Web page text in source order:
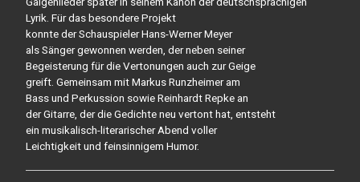
Lyrik. Für das besondere Projekt
konnte der Schauspieler Hans-Werner Meyer
als Sänger gewonnen werden, der neben seiner
Begeisterung für die Vertonungen auch zur Geige
greift. Gemeinsam mit Markus Runzheimer am
Bass und Perkussion sowie Reinhardt Repke an
der Gitarre, der die Gedichte neu vertont hat, entsteht
ein musikalisch-literarischer Abend voller
Leichtigkeit und feinsinnigem Humor.